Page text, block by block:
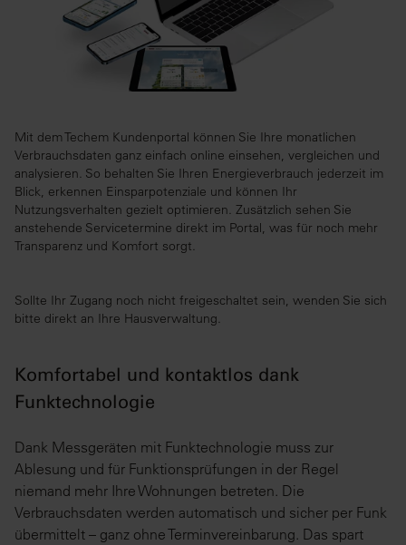
Mit dem Techem Kundenportal können Sie Ihre monatlichen
Verbrauchsdaten ganz einfach online einsehen, vergleichen und
analysieren. So behalten Sie Ihren Energieverbrauch jederzeit im
Blick, erkennen Einsparpotenziale und können Ihr
Nutzungsverhalten gezielt optimieren. Zusätzlich sehen Sie
anstehende Servicetermine direkt im Portal, was für noch mehr
Transparenz und Komfort sorgt.
Sollte Ihr Zugang noch nicht freigeschaltet sein, wenden Sie sich
bitte direkt an Ihre Hausverwaltung.
Komfortabel und kontaktlos dank
Funktechnologie
Dank Messgeräten mit Funktechnologie muss zur
Ablesung und für Funktionsprüfungen in der Regel
niemand mehr Ihre Wohnungen betreten. Die
Verbrauchsdaten werden automatisch und sicher per Funk
übermittelt – ganz ohne Terminvereinbarung. Das spart